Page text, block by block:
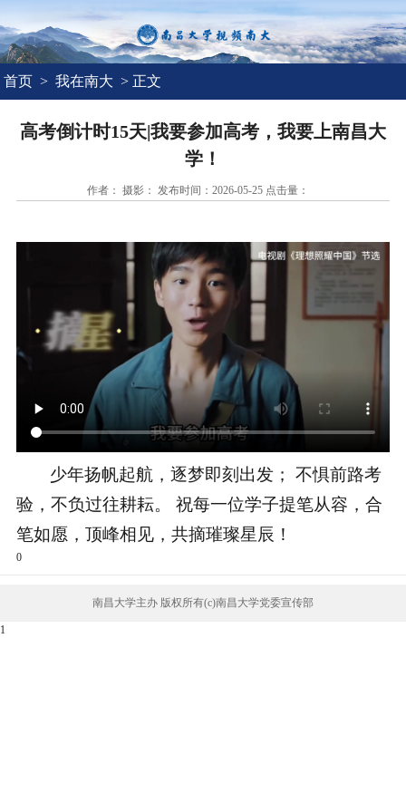
首页 > 我在南大 > 正文
高考倒计时15天|我要参加高考，我要上南昌大
学！
作者： 摄影： 发布时间：2026-05-25 点击量：
少年扬帆起航，逐梦即刻出发； 不惧前路考
验，不负过往耕耘。 祝每一位学子提笔从容，合
笔如愿，顶峰相见，共摘璀璨星辰！
0
南昌大学主办 版权所有(c)南昌大学党委宣传部
1